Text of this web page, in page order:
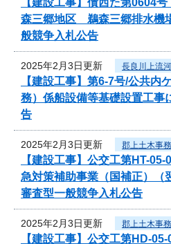
森三郷地区 鵜森三郷排水機
般競争入札公告
2025年2月3日更新 長良川上流
【建設工事】第6-7号/公共内
務）係船設備等基礎設置工事
告
2025年2月3日更新 郡上土木事
【建設工事】公交工第HT-
急対策補助事業（国補正）（
審査型一般競争入札公告
2025年2月3日更新 郡上土木事
【建設工事】公交工第HD-